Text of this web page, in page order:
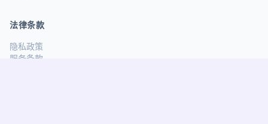
法律条款
隐私政策
服务条款